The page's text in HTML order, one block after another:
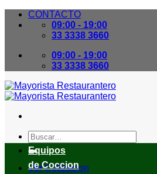
Skip
CONTACTO
09:00 - 19:00
33 3338 3660
09:00 - 19:00
33 3338 3660
Buscar
por:
Ver Cotizacion
Equipos
de Coccion